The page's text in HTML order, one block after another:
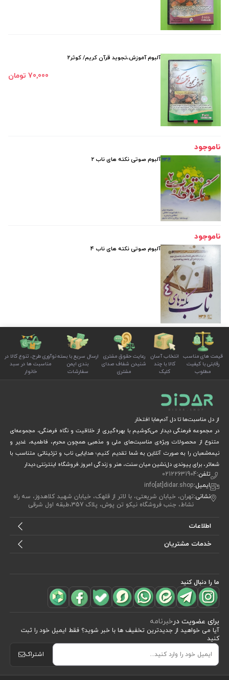
آلبوم آموزش،تجوید قرآن کریم/ کوثر۲
70٬000 تومان
ناموجود
آلبوم صوتی نکته های ناب 2
ناموجود
آلبوم صوتی نکته های ناب 4
قیمت های مناسب
رقابتی با کیفیت
مطلوب
انتخاب آسان
کالا با چند
کلیک
رعایت حقوق مشتری
شنیدن شفاف صدای
مشتری
ارسال سریع با بسته
بندی ایمن
سفارشات
نوآوری طرح، تنوع کالا در
مناسبت ها در سبد
خانوار
از دل مناسبت‌ها تا دل آدم‌هابا افتخار
در مجموعه فرهنگی دیدار می‌کوشیم با بهره‌گیری از خلاقیت و نگاه فرهنگی، مجموعه‌ای
متنوع از محصولات ویژه‌ی مناسبت‌های ملی و مذهبی همچون محرم، فاطمیه، غدیر و
نیمه‌شعبان را به صورت آنلاین به شما تقدیم کنیم؛ هدایایی ناب و تزئیناتی متناسب با
شعائر، برای پیوندی دل‌نشین میان سنت، هنر و زندگی امروز.فروشگاه اینترنتی دیدار
تلفن:02122631904
ایمیل:info[at]didar.shop
نشانی:تهران، خیابان شریعتی، با لاتر از قلهک، خیابان شهید کلاهدوز، سه راه
نشاط، جنب فروشگاه نیکو تن پوش، پلاک 357،طبقه اول شرقی
اطلاعات
خدمات مشتریان
ما را دنبال کنید
برای عضویت درخبرنامه
آیا می خواهید از جدید‌ترین تخفیف‌ ها با‌ خبر شوید؟ فقط ایمیل خود را ثبت
کنید
اشتراک